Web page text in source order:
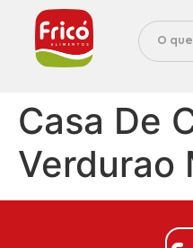
Casa De
Verdurao